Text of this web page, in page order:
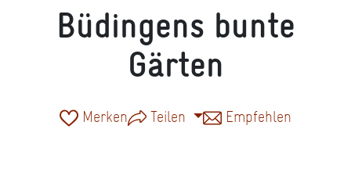
Büdingens bunte
Gärten
Merken Teilen Empfehlen